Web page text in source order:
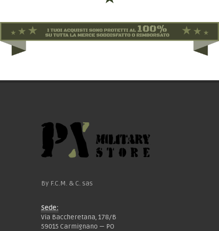
By F.C.M. & C. sas
Sede:
Via Baccheretana, 178/B
59015 Carmignano — PO